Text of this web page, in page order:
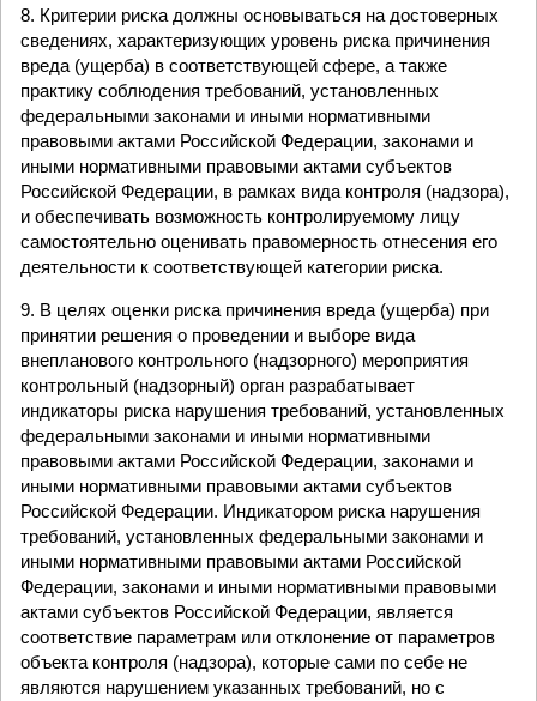
8. Критерии риска должны основываться на достоверных
сведениях, характеризующих уровень риска причинения
вреда (ущерба) в соответствующей сфере, а также
практику соблюдения требований, установленных
федеральными законами и иными нормативными
правовыми актами Российской Федерации, законами и
иными нормативными правовыми актами субъектов
Российской Федерации, в рамках вида контроля (надзора),
и обеспечивать возможность контролируемому лицу
самостоятельно оценивать правомерность отнесения его
деятельности к соответствующей категории риска.
9. В целях оценки риска причинения вреда (ущерба) при
принятии решения о проведении и выборе вида
внепланового контрольного (надзорного) мероприятия
контрольный (надзорный) орган разрабатывает
индикаторы риска нарушения требований, установленных
федеральными законами и иными нормативными
правовыми актами Российской Федерации, законами и
иными нормативными правовыми актами субъектов
Российской Федерации. Индикатором риска нарушения
требований, установленных федеральными законами и
иными нормативными правовыми актами Российской
Федерации, законами и иными нормативными правовыми
актами субъектов Российской Федерации, является
соответствие параметрам или отклонение от параметров
объекта контроля (надзора), которые сами по себе не
являются нарушением указанных требований, но с